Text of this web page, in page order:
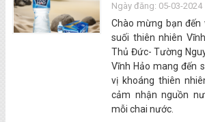
Ngày đăng: 05-03-2024
Chào mừng bạn
suối thiên nhiên
Thủ Đức- Tường
Vĩnh Hảo mang đến
vị khoáng thiên
cảm nhận nguồn
mỗi chai nước.